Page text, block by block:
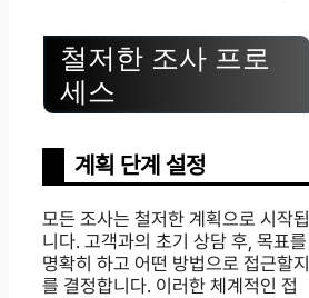
철저한 조사 프로
세스
계획 단계 설정
모든 조사는 철저한 계획으로 시작됩
니다. 고객과의 초기 상담 후, 목표를
명확히 하고 어떤 방법으로 접근할지
를 결정합니다. 이러한 체계적인 접